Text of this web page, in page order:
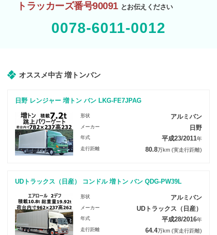
トラッカーズ番号90091 とお伝えください
0078-6011-0012
オススメ中古 増トンバン
日野 レンジャー 増トン バン LKG-FE7JPAG
形状 アルミバン
メーカー 日野
年式 平成23/2011年
走行距離 80.8万km (実走行距離)
UDトラックス（日産） コンドル 増トン バン QDG-PW39L
形状 アルミバン
メーカー UDトラックス（日産）
年式 平成28/2016年
走行距離 64.4万km (実走行距離)